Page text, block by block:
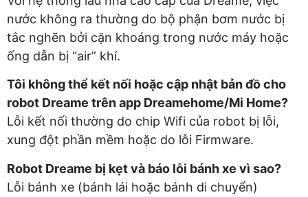
nước không ra thường do bộ phận bơm nước bị
tắc nghẽn bởi cặn khoáng trong nước máy hoặc
ống dẫn bị “air” khí.
Tôi không thể kết nối hoặc cập nhật bản đồ cho
robot Dreame trên app Dreamehome/Mi Home?
Lỗi kết nối thường do chip Wifi của robot bị lỗi,
xung đột phần mềm hoặc do lỗi Firmware.
Robot Dreame bị kẹt và báo lỗi bánh xe vì sao?
Lỗi bánh xe (bánh lái hoặc bánh di chuyển)